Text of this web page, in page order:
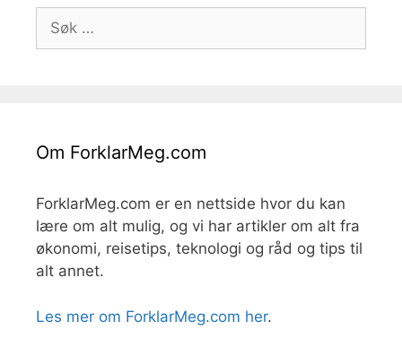
Søk
etter:
Om ForklarMeg.com
ForklarMeg.com er en nettside hvor du kan
lære om alt mulig, og vi har artikler om alt fra
økonomi, reisetips, teknologi og råd og tips til
alt annet.
Les mer om ForklarMeg.com her.